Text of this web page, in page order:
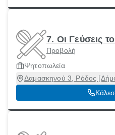
7. Οι Γεύσεις
Προβολή
Ψητοπωλεία
Δαμασκηνού 3, Ρόδος